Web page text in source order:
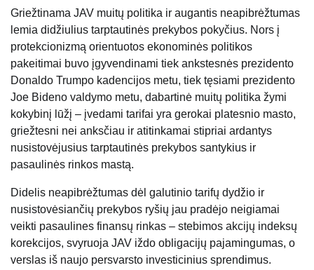
Griežtinama JAV muitų politika ir augantis neapibrėžtumas
lemia didžiulius tarptautinės prekybos pokyčius. Nors į
protekcionizmą orientuotos ekonominės politikos
pakeitimai buvo įgyvendinami tiek ankstesnės prezidento
Donaldo Trumpo kadencijos metu, tiek tęsiami prezidento
Joe Bideno valdymo metu, dabartinė muitų politika žymi
kokybinį lūžį – įvedami tarifai yra gerokai platesnio masto,
griežtesni nei anksčiau ir atitinkamai stipriai ardantys
nusistovėjusius tarptautinės prekybos santykius ir
pasaulinės rinkos mastą.
Didelis neapibrėžtumas dėl galutinio tarifų dydžio ir
nusistovėsiančių prekybos ryšių jau pradėjo neigiamai
veikti pasaulines finansų rinkas – stebimos akcijų indeksų
korekcijos, svyruoja JAV iždo obligacijų pajamingumas, o
verslas iš naujo persvarsto investicinius sprendimus.